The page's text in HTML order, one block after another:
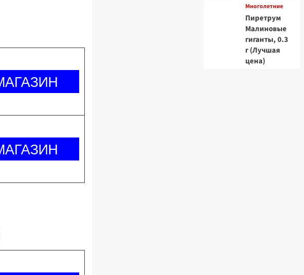
Многолетние
Пиретрум
Малиновые
гиганты, 0.3
г (Лучшая
цена)